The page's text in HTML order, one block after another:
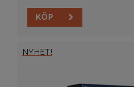
KÖP
NYHET!